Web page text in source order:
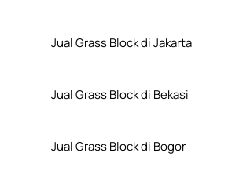
Jual Grass Block di Jakarta
Jual Grass Block di Bekasi
Jual Grass Block di Bogor